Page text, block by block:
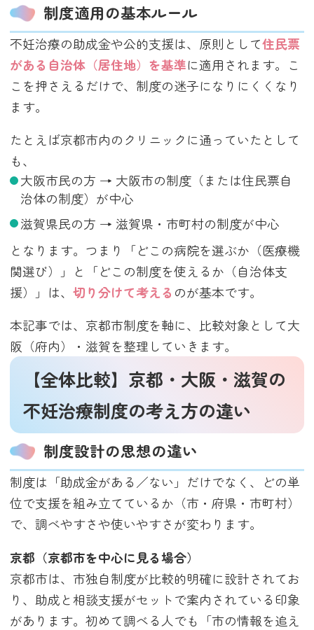
制度適用の基本ルール
不妊治療の助成金や公的支援は、原則として住民票
がある自治体（居住地）を基準に適用されます。こ
こを押さえるだけで、制度の迷子になりにくくなり
ます。
たとえば京都市内のクリニックに通っていたとして
も、
大阪市民の方 → 大阪市の制度（または住民票自
治体の制度）が中心
滋賀県民の方 → 滋賀県・市町村の制度が中心
となります。つまり「どこの病院を選ぶか（医療機
関選び）」と「どこの制度を使えるか（自治体支
援）」は、切り分けて考える のが基本です。
本記事では、京都市制度を軸に、比較対象として大
阪（府内）・滋賀を整理していきます。
【全体比較】京都・大阪・滋賀の
不妊治療制度の考え方の違い
制度設計の思想の違い
制度は「助成金がある／ない」だけでなく、どの単
位で支援を組み立てているか（市・府県・市町村）
で、調べやすさや使いやすさが変わります。
京都（京都市を中心に見る場合）
京都市は、市独自制度が比較的明確に設計されてお
り、助成と相談支援がセットで案内されている印象
があります。初めて調べる人でも「市の情報を追え